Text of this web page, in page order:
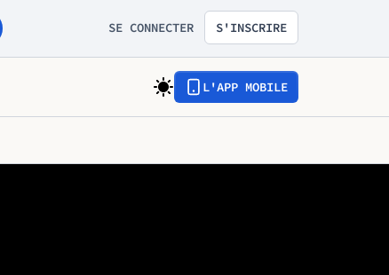
SE CONNECTER S'INSCRIRE
L'APP MOBILE